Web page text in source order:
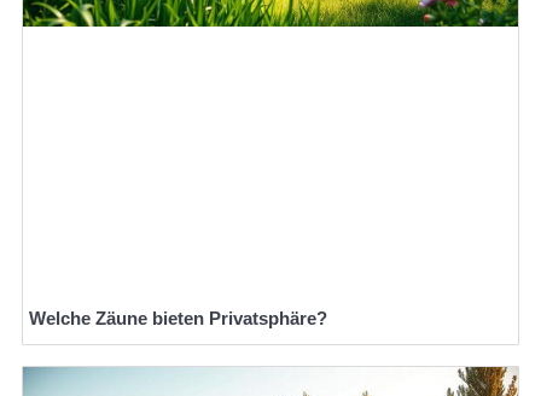
Welche Zäune bieten Privatsphäre?